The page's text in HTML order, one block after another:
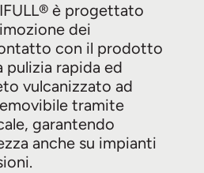
è progettato
dei
con il prodotto
pulizia rapida ed
vulcanizzato ad
tramite
garantendo
anche su impianti